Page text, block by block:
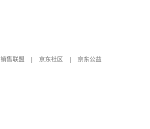
销售联盟 京东社区
京东公益